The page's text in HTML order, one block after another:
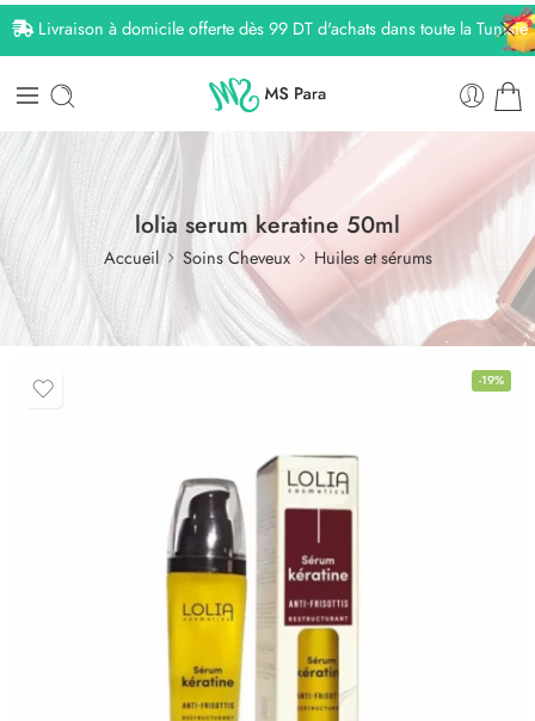
Livraison à domicile offerte dès 99 DT d'achats dans toute la Tunisie
lolia serum keratine 50ml
Accueil Soins Cheveux Huiles et sérums
-19%